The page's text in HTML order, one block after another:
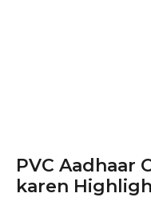
PVC Aadhaar
karen